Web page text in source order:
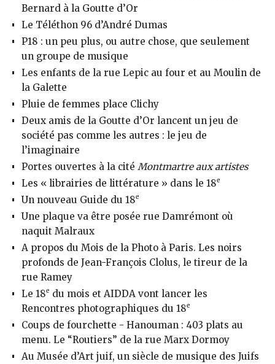
Bernard à la Goutte d’Or
Le Téléthon 96 d’André Dumas
P18 : un peu plus, ou autre chose, que seulement
un groupe de musique
Les enfants de la rue Lepic au four et au Moulin de
la Galette
Pluie de femmes place Clichy
Deux amis de la Goutte d’Or lancent un jeu de
société pas comme les autres : le jeu de
l’imaginaire
Portes ouvertes à la cité Montmartre aux artistes
Les « librairies de littérature » dans le 18e
Un nouveau Guide du 18e
Une plaque va être posée rue Damrémont où
naquit Malraux
A propos du Mois de la Photo à Paris. Les noirs
profonds de Jean-François Clolus, le tireur de la
rue Ramey
Le 18e du mois et AIDDA vont lancer les
Rencontres photographiques du 18e
Coups de fourchette - Hanouman : 403 plats au
menu. Le “Routiers” de la rue Marx Dormoy
Au Musée d’Art juif, un siècle de musique des Juifs